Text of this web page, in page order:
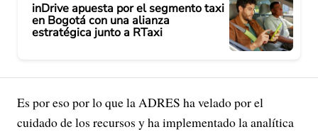
inDrive apuesta por el segmento taxi
en Bogotá con una alianza
estratégica junto a RTaxi
Es por eso por lo que la ADRES ha velado por el
cuidado de los recursos y ha implementado la analítica